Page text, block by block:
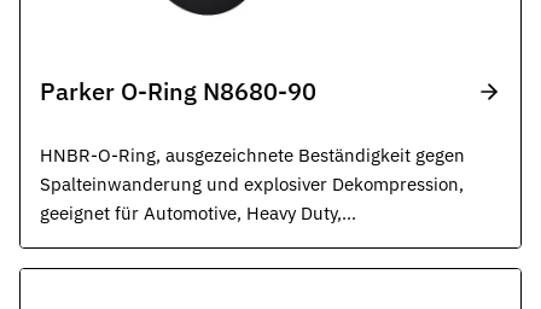
Parker O-Ring N8680-90
HNBR-O-Ring, ausgezeichnete Beständigkeit gegen
Spalteinwanderung und explosiver Dekompression,
geeignet für Automotive, Heavy Duty,
Transportwesen und allgemeine
Industrieanwendungen, schwarz.